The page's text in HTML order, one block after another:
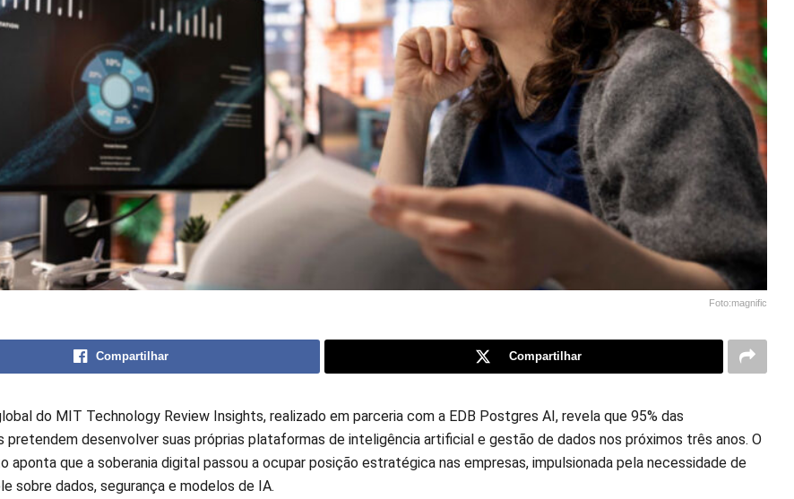
Foto:magnific
Compartilhar Compartilhar
do MIT Technology Review Insights, realizado em parceria com a EDB Postgres AI, revela que 95% das
pretendem desenvolver suas próprias plataformas de inteligência artificial e gestão de dados nos próximos três anos. O
aponta que a soberania digital passou a ocupar posição estratégica nas empresas, impulsionada pela necessidade de
sobre dados, segurança e modelos de IA.